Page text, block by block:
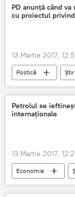
Ivan Suharev
cadavru
PD anunță când
cu proiectul
13 Martie 2017,
Politică Știri
Moldova
Pavel Filip
sistem electoral
Petrolul se
internaționale
13 Martie 2017,
Economie
SUA
Petrol